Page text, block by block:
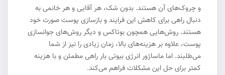
و چروک‌های آن هستند. بدون شک، هر آقایی و هر خانمی به
دنبال راهی برای کاهش این فرایند و بازسازی پوست صورت خود
هستند. روش‌هایی همچون بوتاکس و دیگر روش‌های جوانسازی
پوست، علاوه بر هزینه‌های بالا، زمان زیادی را نیز از شما
می‌طلبند. اما ماساژور انرژی بیوتی بار راهی مطمئن و با هزینه
کمتر برای حل این مشکلات فراهم می‌کند.